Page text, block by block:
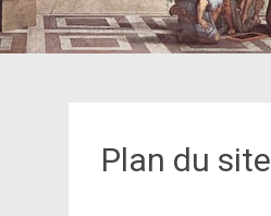
Plan du site